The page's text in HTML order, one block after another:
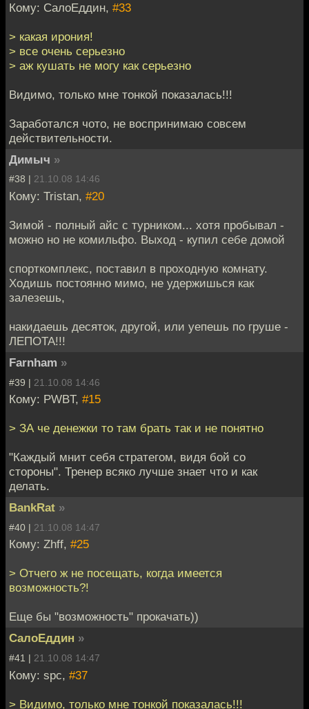
Кому: СалоЕддин, #33
> какая ирония!
> все очень серьезно
> аж кушать не могу как серьезно
Видимо, только мне тонкой показалась!!!
Заработался чото, не воспринимаю совсем
действительности.
Димыч »
#38 | 21.10.08 14:46
Кому: Tristan, #20
Зимой - полный айс с турником... хотя пробывал -
можно но не комильфо. Выход - купил себе домой
спорткомплекс, поставил в проходную комнату.
Ходишь постоянно мимо, не удержишься как
залезешь,
накидаешь десяток, другой, или уепешь по груше -
ЛЕПОТА!!!
Farnham »
#39 | 21.10.08 14:46
Кому: PWBT, #15
> ЗА че денежки то там брать так и не понятно
"Каждый мнит себя стратегом, видя бой со
стороны". Тренер всяко лучше знает что и как
делать.
BankRat »
#40 | 21.10.08 14:47
Кому: Zhff, #25
> Отчего ж не посещать, когда имеется
возможность?!
Еще бы "возможность" прокачать))
СалоЕддин »
#41 | 21.10.08 14:47
Кому: spc, #37
> Видимо, только мне тонкой показалась!!!